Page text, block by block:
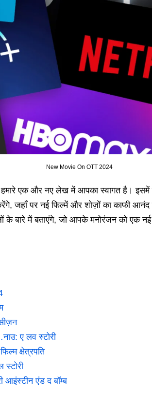
New Movie On OTT 2024
हमारे एक और नए लेख में आपका स्वागत है।
जहाँ पर नई फिल्में और शोज़ों का काफी
के बारे में बताएंगे, जो आपके मनोरंजन को एक
ए लव स्टोरी
क्षेत्रपति
स्टोरी
आइंस्टीन एंड द बॉम्ब